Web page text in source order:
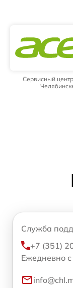
Сервисный
Служба
+7 (351)
Ежедневно